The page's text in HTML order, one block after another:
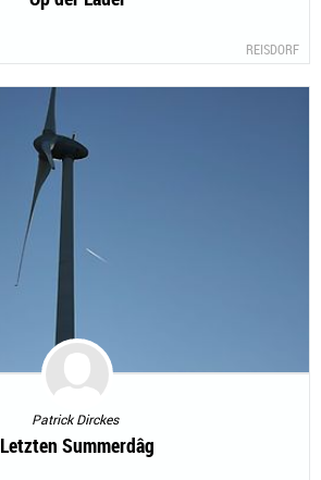
REISDORF
Patrick Dirckes
Letzten Summerdâg